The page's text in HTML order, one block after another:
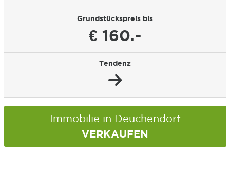
Grundstückspreis bis
€ 160.-
Tendenz
Immobilie in Deuchendorf
VERKAUFEN